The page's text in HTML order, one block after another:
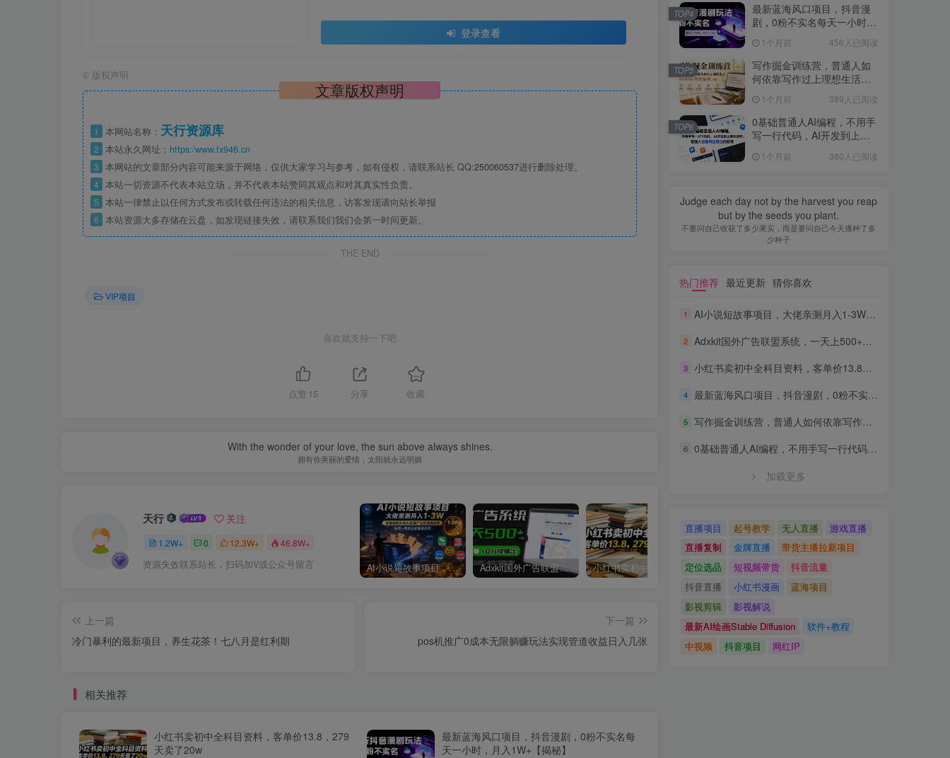
登录查看
© 版权声明
文章版权声明
1 本网站名称： 天行资源库
2 本站永久网址： https:/www.tx946.cn
3 本网站的文章部分内容可能来源于网络，仅供大家学习与参考，如有侵权，请联系站长 QQ:250060537进行删除处理。
4 本站一切资源不代表本站立场，并不代表本站赞同其观点和对其真实性负责。
5 本站一律禁止以任何方式发布或转载任何违法的相关信息，访客发现请向站长举报
6 本站资源大多存储在云盘，如发现链接失效，请联系我们我们会第一时间更新。
THE END
VIP项目
喜欢就支持一下吧
点赞 15 分享 收藏
With the wonder of your love, the sun above always shines.
拥有你美丽的爱情，太阳就永远明媚
天行 关注
1.2W+ 0 12.3W+ 46.8W+
资源失效联系站长，扫码加V或公众号留言 AI小说短故事项目，大佬亲测月入1-3W，零基础教你用AI批量产出优质短故事，实现一稿多吃多渠道变现 Adxkit国外广告联盟系统，一天上500+广告，让你的投放更加高效简单！ 最新蓝海风口项目，抖音漫剧，0粉不实名每天一小时，月入1W+【揭秘】
上一篇
冷门暴利的最新项目，养生花茶！七八月是红利期
下一篇
pos机推广0成本无限躺赚玩法实现管道收益日入几张
相关推荐
小红书卖初中全科目资料，客单价13.8，279
天卖了20w
最新蓝海风口项目，抖音漫剧，0粉不实名每
天一小时，月入1W+【揭秘】
最新蓝海风口项目，抖音漫
剧，0粉不实名每天一小时，
1个月前 456人已阅读
TOP4
写作掘金训练营，普通人如
何依靠写作过上理想生活，
（更新6月）
1个月前 389人已阅读
TOP5
0基础普通人AI编程，不用手
写一行代码，AI开发到上架
己的软件
1个月前 380人已阅读
TOP6
Judge each day not by the harvest you reap
but by the seeds you plant.
不要问自己收获了多少果实，而是要问自己今天播种了多
少种子
热门推荐 最近更新 猜你喜欢
1 AI小说短故事项目，大佬亲测月入1-3W，零基础教你用AI批量产出优质短故事，实现一稿多吃多渠道变现
2 Adxkit国外广告联盟系统，一天上500+广告，让你的投放更加高效简单！
3 小红书卖初中全科目资料，客单价13.8，279天卖了20w
4 最新蓝海风口项目，抖音漫剧，0粉不实名每天一小时，月入1W+【揭秘】
5 写作掘金训练营，普通人如何依靠写作过上理想生活，可开启你的写作复利之路（更新6月）
6 0基础普通人AI编程，不用手写一行代码，AI开发到上架全流程，普通人也能做出自己的软件
加载更多
直播项目 起号教学 无人直播
游戏直播
直播复制
金牌直播
带货主播拉新项目
定位选品
短视频带货
抖音流量
抖音直播
小红书漫画
蓝海项目
影视剪辑
影视解说
最新AI绘画Stable Diffusion
软件+教程
中视频
抖音项目 网红IP